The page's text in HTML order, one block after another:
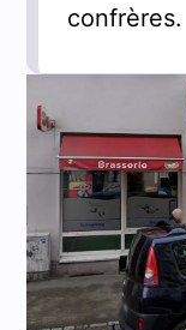
confrères.